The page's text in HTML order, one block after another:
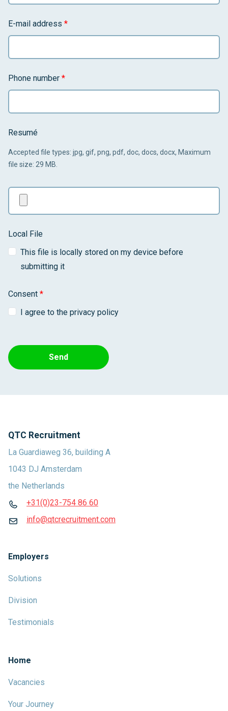
E-mail address *
Phone number *
Resumé
Accepted file types: jpg, gif, png, pdf, doc, docs, docx, Maximum
file size: 29 MB.
Local File
This file is locally stored on my device before
submitting it
Consent *
I agree to the privacy policy
Send
QTC Recruitment
La Guardiaweg 36, building A
1043 DJ Amsterdam
the Netherlands
+31(0)23-754 86 60
info@qtcrecruitment.com
Employers
Solutions
Division
Testimonials
Home
Vacancies
Your Journey